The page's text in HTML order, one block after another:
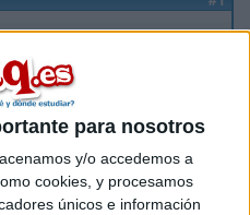
para nosotros
y/o accedemos a
cookies, y procesamos
únicos e información
a la Universidad de
quería saber que ambiente
a rasgos generales es
que estudie o haya